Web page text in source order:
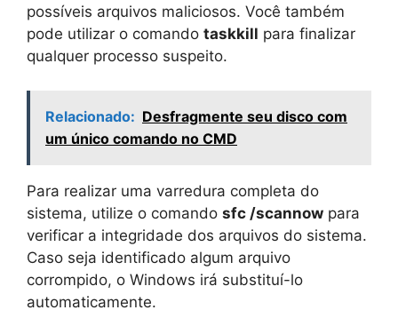
possíveis arquivos maliciosos. Você também
pode utilizar o comando taskkill para finalizar
qualquer processo suspeito.
Relacionado: Desfragmente seu disco com
um único comando no CMD
Para realizar uma varredura completa do
sistema, utilize o comando sfc /scannow para
verificar a integridade dos arquivos do sistema.
Caso seja identificado algum arquivo
corrompido, o Windows irá substituí-lo
automaticamente.